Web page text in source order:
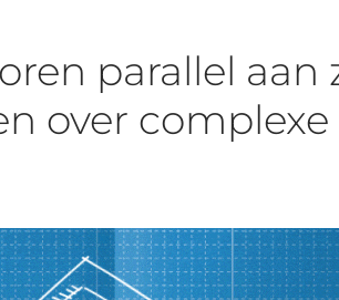
parallel aan
over